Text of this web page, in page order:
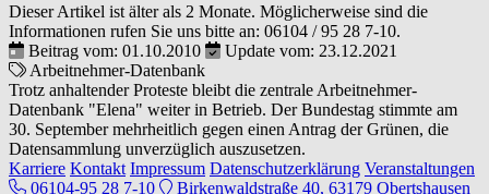
Dieser Artikel ist älter als 2 Monate. Möglicherweise sind die
Informationen rufen Sie uns bitte an: 06104 / 95 28 7-10.
Beitrag vom: 01.10.2010
Update vom: 23.12.2021
Arbeitnehmer-Datenbank
Trotz anhaltender Proteste bleibt die zentrale Arbeitnehmer-
Datenbank "Elena" weiter in Betrieb. Der Bundestag stimmte am
30. September mehrheitlich gegen einen Antrag der Grünen, die
Datensammlung unverzüglich auszusetzen.
Karriere Kontakt Impressum Datenschutzerklärung Veranstaltungen
06104-95 28 7-10
Birkenwaldstraße 40, 63179 Obertshausen